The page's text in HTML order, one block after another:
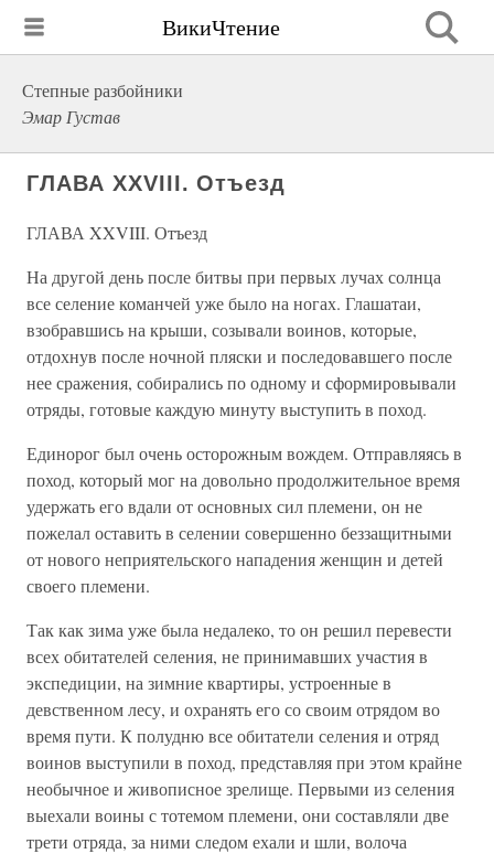
ВикиЧтение
Степные разбойники
Эмар Густав
ГЛАВА XXVIII. Отъезд
ГЛАВА XXVIII. Отъезд
На другой день после битвы при первых лучах солнца
все селение команчей уже было на ногах. Глашатаи,
взобравшись на крыши, созывали воинов, которые,
отдохнув после ночной пляски и последовавшего после
нее сражения, собирались по одному и сформировывали
отряды, готовые каждую минуту выступить в поход.
Единорог был очень осторожным вождем. Отправляясь в
поход, который мог на довольно продолжительное время
удержать его вдали от основных сил племени, он не
пожелал оставить в селении совершенно беззащитными
от нового неприятельского нападения женщин и детей
своего племени.
Так как зима уже была недалеко, то он решил перевести
всех обитателей селения, не принимавших участия в
экспедиции, на зимние квартиры, устроенные в
девственном лесу, и охранять его со своим отрядом во
время пути. К полудню все обитатели селения и отряд
воинов выступили в поход, представляя при этом крайне
необычное и живописное зрелище. Первыми из селения
выехали воины с тотемом племени, они составляли две
трети отряда, за ними следом ехали и шли, волоча